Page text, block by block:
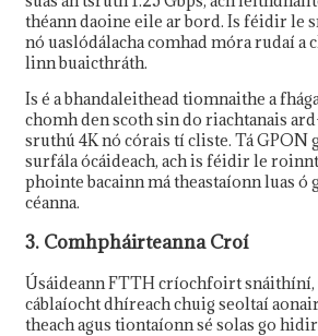
théann daoine eile ar bord. Is féidir le
nó uaslódálacha comhad móra rudaí a
linn buaicthráth.
Is é a bhandaleithead tiomnaithe a
chomh den scoth sin do riachtanais
sruthú 4K nó córais tí cliste. Tá GPON
surfála ócáideach, ach is féidir le
phointe bacainn má theastaíonn luas ó
céanna.
3. Comhpháirteanna Croí
Úsáideann FTTH críochfoirt snáithíní,
cáblaíocht dhíreach chuig seoltaí
theach agus tiontaíonn sé solas go